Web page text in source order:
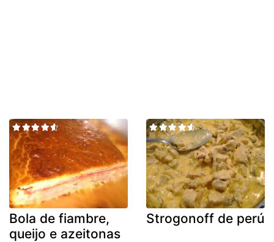
Bola de fiambre,
queijo e azeitonas
Strogonoff de perú